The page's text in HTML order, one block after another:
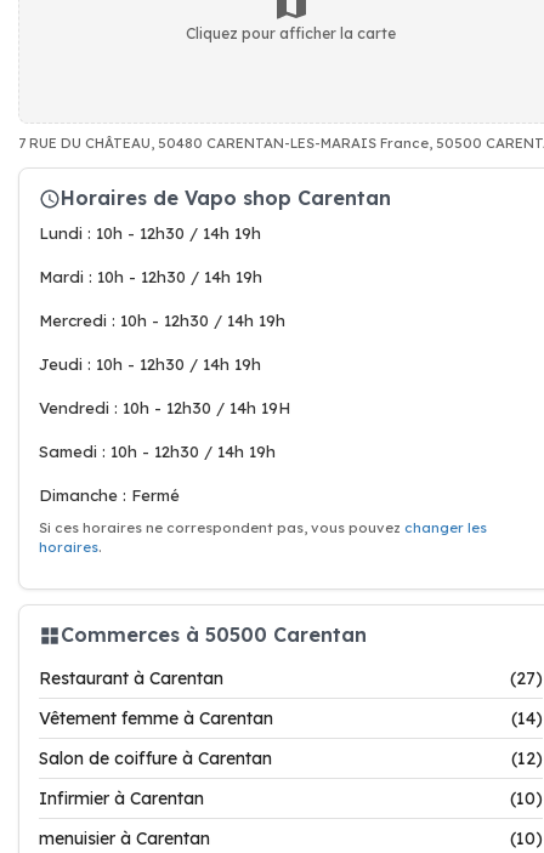
Cliquez pour afficher la carte
7 RUE DU CHÂTEAU, 50480 CARENTAN-LES-MARAIS France, 50500
Horaires de Vapo shop Carentan
Lundi : 10h - 12h30 / 14h 19h
Mardi : 10h - 12h30 / 14h 19h
Mercredi : 10h - 12h30 / 14h 19h
Jeudi : 10h - 12h30 / 14h 19h
Vendredi : 10h - 12h30 / 14h 19H
Samedi : 10h - 12h30 / 14h 19h
Dimanche : Fermé
Si ces horaires ne correspondent pas, vous pouvez changer les
horaires.
Commerces à 50500 Carentan
Restaurant à Carentan
(27)
Vêtement femme à Carentan
(14)
Salon de coiffure à Carentan
(12)
Infirmier à Carentan
(10)
menuisier à Carentan
(10)